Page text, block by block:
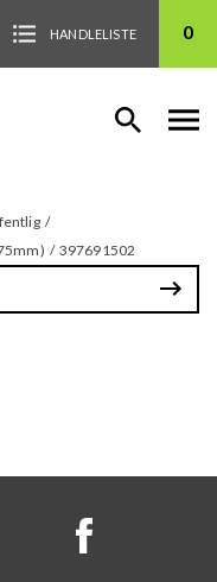
HANDLELISTE 0
/
/ 397691502